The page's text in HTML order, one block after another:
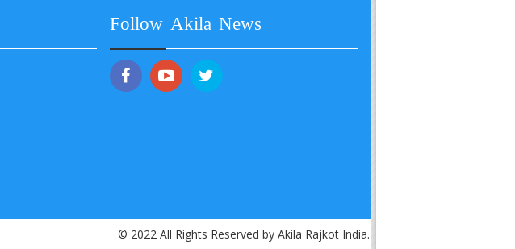
Follow Akila News
© 2022 All Rights Reserved by Akila Rajkot India.